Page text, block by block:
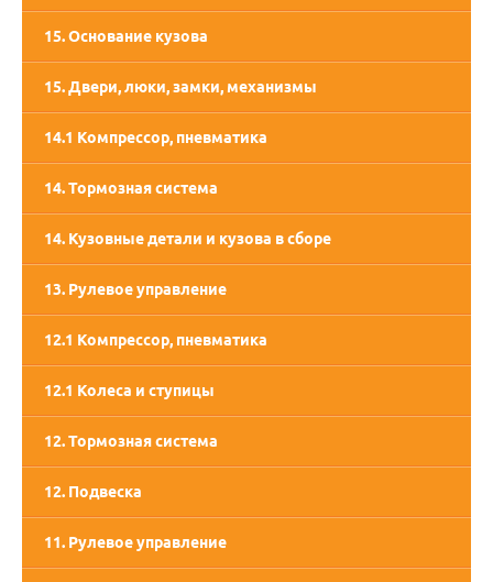
15. Основание кузова
15. Двери, люки, замки, механизмы
14.1 Компрессор, пневматика
14. Тормозная система
14. Кузовные детали и кузова в сборе
13. Рулевое управление
12.1 Компрессор, пневматика
12.1 Колеса и ступицы
12. Тормозная система
12. Подвеска
11. Рулевое управление